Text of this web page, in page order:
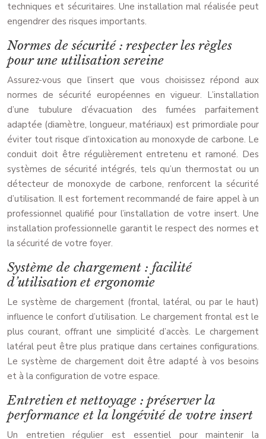
techniques et sécuritaires. Une installation mal réalisée peut
engendrer des risques importants.
Normes de sécurité : respecter les règles
pour une utilisation sereine
Assurez-vous que l’insert que vous choisissez répond aux
normes de sécurité européennes en vigueur. L’installation
d’une tubulure d’évacuation des fumées parfaitement
adaptée (diamètre, longueur, matériaux) est primordiale pour
éviter tout risque d’intoxication au monoxyde de carbone. Le
conduit doit être régulièrement entretenu et ramoné. Des
systèmes de sécurité intégrés, tels qu’un thermostat ou un
détecteur de monoxyde de carbone, renforcent la sécurité
d’utilisation. Il est fortement recommandé de faire appel à un
professionnel qualifié pour l’installation de votre insert. Une
installation professionnelle garantit le respect des normes et
la sécurité de votre foyer.
Système de chargement : facilité
d’utilisation et ergonomie
Le système de chargement (frontal, latéral, ou par le haut)
influence le confort d’utilisation. Le chargement frontal est le
plus courant, offrant une simplicité d’accès. Le chargement
latéral peut être plus pratique dans certaines configurations.
Le système de chargement doit être adapté à vos besoins
et à la configuration de votre espace.
Entretien et nettoyage : préserver la
performance et la longévité de votre insert
Un entretien régulier est essentiel pour maintenir la